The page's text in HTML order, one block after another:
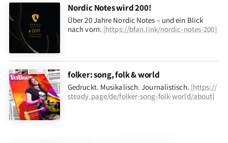
Nordic Notes wird 200!
Über 20 Jahre Nordic Notes – und ein Blick
nach vorn. [https://bfan.link/nordic-notes-200]
folker: song, folk & world
Gedruckt. Musikalisch. Journalistisch. [https://
steady.page/de/folker-song-folk-world/about]